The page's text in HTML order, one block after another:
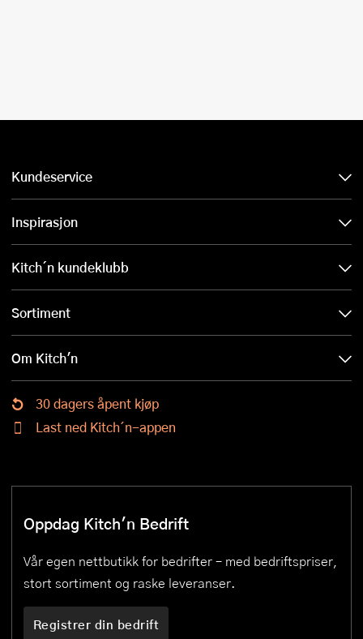
Kundeservice
Inspirasjon
Kitch´n kundeklubb
Sortiment
Om Kitch'n
30 dagers åpent kjøp
Last ned Kitch´n-appen
Oppdag Kitch'n Bedrift
Vår egen nettbutikk for bedrifter – med bedriftspriser,
stort sortiment og raske leveranser.
Registrer din bedrift